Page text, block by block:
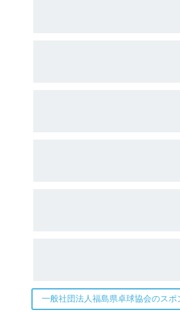
一般社団法人福島県卓球協会のスポ